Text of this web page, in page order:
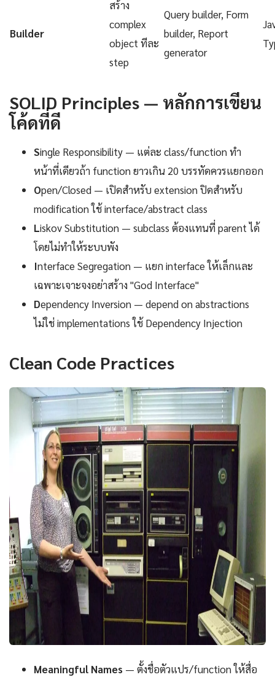
Builder
สร้าง
complex
object ทีละ
step
Query builder, Form
builder, Report
generator
SOLID Principles — หลักการเขียน
โค้ดที่ดี
Single Responsibility — แต่ละ class/function ทำ
หน้าที่เดียวถ้า function ยาวเกิน 20 บรรทัดควรแยกออก
Open/Closed — เปิดสำหรับ extension ปิดสำหรับ
modification ใช้ interface/abstract class
Liskov Substitution — subclass ต้องแทนที่ parent ได้
โดยไม่ทำให้ระบบพัง
Interface Segregation — แยก interface ให้เล็กและ
เฉพาะเจาะจงอย่าสร้าง "God Interface"
Dependency Inversion — depend on abstractions
ไม่ใช่ implementations ใช้ Dependency Injection
Clean Code Practices
Meaningful Names — ตั้งชื่อตัวแปร/function ให้สื่อ